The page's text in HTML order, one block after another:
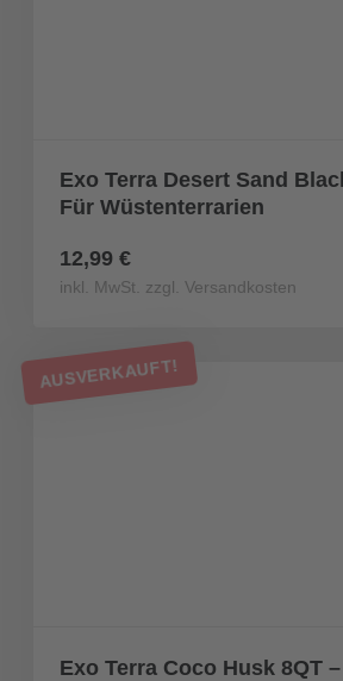
Exo Terra Desert Sand
Für Wüstenterrarien
12,99 €
inkl. MwSt. zzgl. Versandkosten
Exo Terra Coco Husk 8QT
AUSVERKAUFT!